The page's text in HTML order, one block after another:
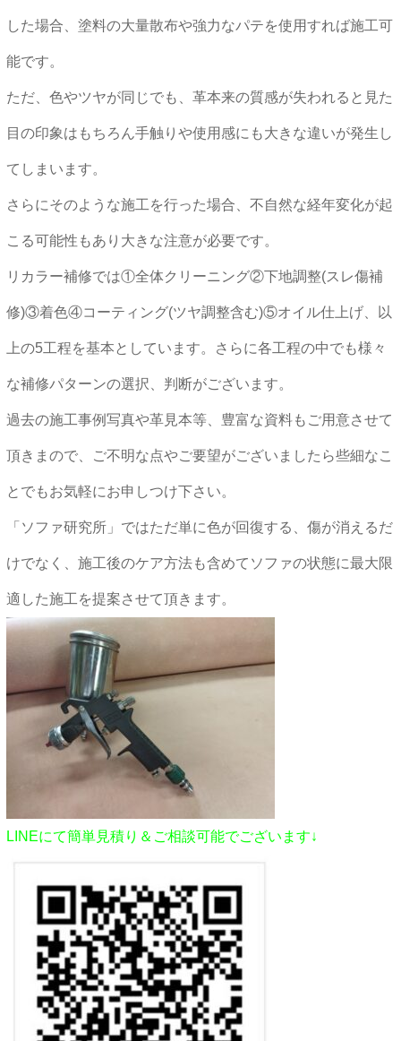
した場合、塗料の大量散布や強力なパテを使用すれば施工可
能です。
ただ、色やツヤが同じでも、革本来の質感が失われると見た
目の印象はもちろん手触りや使用感にも大きな違いが発生し
てしまいます。
さらにそのような施工を行った場合、不自然な経年変化が起
こる可能性もあり大きな注意が必要です。
リカラー補修では①全体クリーニング②下地調整(スレ傷補
修)③着色④コーティング(ツヤ調整含む)⑤オイル仕上げ、以
上の5工程を基本としています。さらに各工程の中でも様々
な補修パターンの選択、判断がございます。
過去の施工事例写真や革見本等、豊富な資料もご用意させて
頂きまので、ご不明な点やご要望がございましたら些細なこ
とでもお気軽にお申しつけ下さい。
「ソファ研究所」ではただ単に色が回復する、傷が消えるだ
けでなく、施工後のケア方法も含めてソファの状態に最大限
適した施工を提案させて頂きます。
LINEにて簡単見積り＆ご相談可能でございます↓